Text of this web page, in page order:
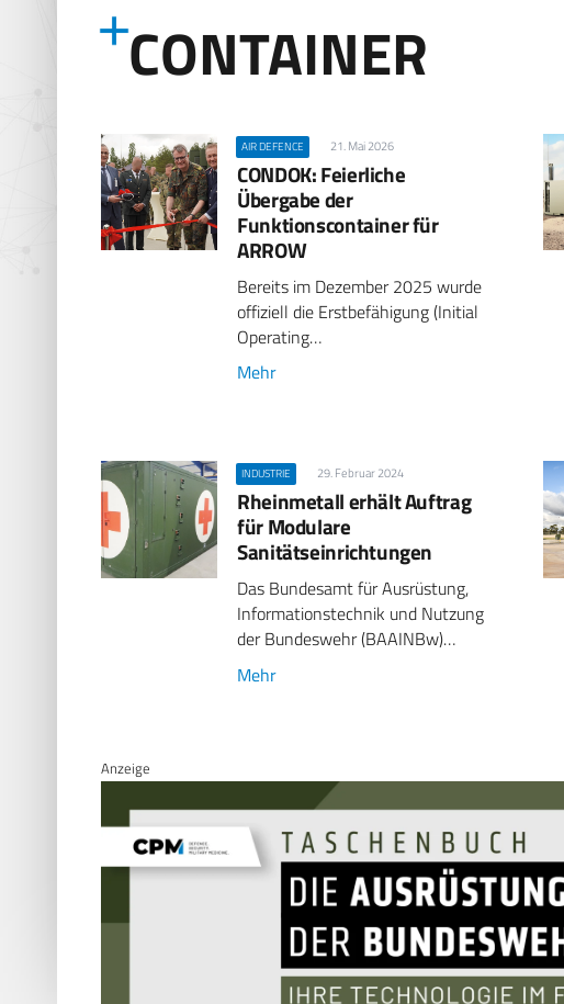
CONTAINER
AIR DEFENCE 21. Mai 2026
CONDOK: Feierliche
Übergabe der
Funktionscontainer für
ARROW
Bereits im Dezember 2025 wurde
offiziell die Erstbefähigung (Initial
Operating…
Mehr
INDUSTRIE 29. Februar 2024
Rheinmetall erhält Auftrag
für Modulare
Sanitätseinrichtungen
Das Bundesamt für Ausrüstung,
Informationstechnik und Nutzung
der Bundeswehr (BAAINBw)…
Mehr
Anzeige